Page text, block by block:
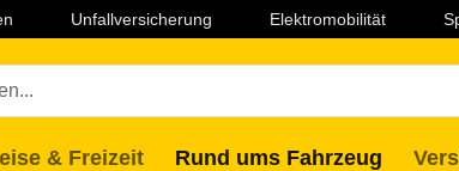
Unfallversicherung Elektromobilität
& Freizeit Rund ums Fahrzeug